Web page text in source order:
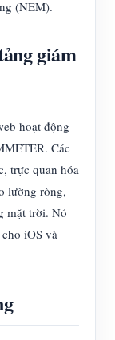
(NEM).
giám
hoạt động
Các
trực quan hóa
lường ròng,
mặt trời. Nó
iOS và